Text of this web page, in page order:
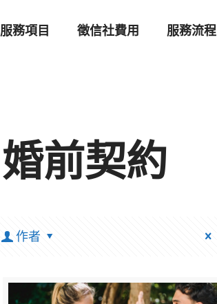
服務項目 徵信社費用 服務流程
婚前契約
作者